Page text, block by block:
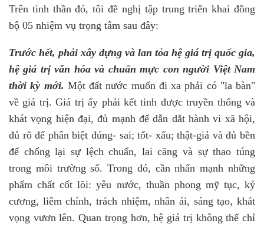
Trên tinh thần đó, tôi đề nghị tập trung triển khai đồng
bộ 05 nhiệm vụ trọng tâm sau đây:
Trước hết, phải xây dựng và lan tỏa hệ giá trị quốc gia,
hệ giá trị văn hóa và chuẩn mực con người Việt Nam
thời kỳ mới. Một đất nước muốn đi xa phải có "la bàn"
về giá trị. Giá trị ấy phải kết tinh được truyền thống và
khát vọng hiện đại, đủ mạnh để dẫn dắt hành vi xã hội,
đủ rõ để phân biệt đúng- sai; tốt- xấu; thật-giả và đủ bền
để chống lại sự lệch chuẩn, lai căng và sự thao túng
trong môi trường số. Trong đó, cần nhấn mạnh những
phẩm chất cốt lõi: yêu nước, thuần phong mỹ tục, kỷ
cương, liêm chính, trách nhiệm, nhân ái, sáng tạo, khát
vọng vươn lên. Quan trọng hơn, hệ giá trị không thể chỉ